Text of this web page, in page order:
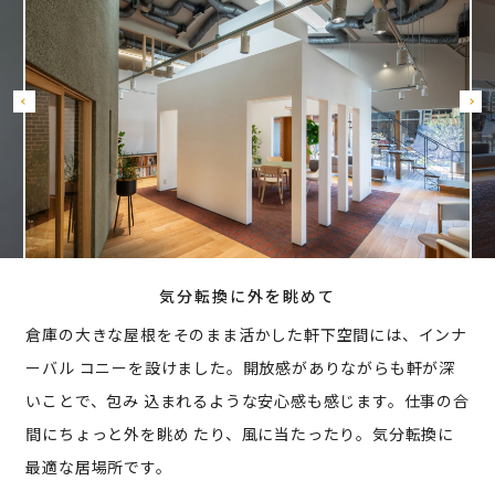
気分転換に外を眺めて
倉庫の大きな屋根をそのまま活かした軒下空間には、インナ
ーバル コニーを設けました。開放感がありながらも軒が深
いことで、包み 込まれるような安心感も感じます。仕事の合
間にちょっと外を眺め たり、風に当たったり。気分転換に
最適な居場所です。